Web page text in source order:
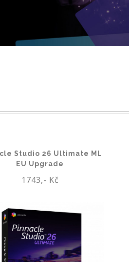
Studio 26 Ultimate ML
EU Upgrade
1743,- Kč